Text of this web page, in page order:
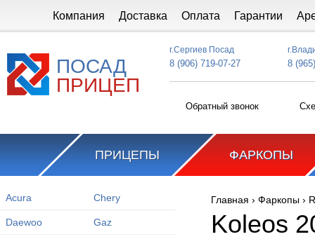
Компания Доставка Оплата Гарантии
ПОСАД
ПРИЦЕП
г.Сергиев Посад
8 (906) 719-07-27 8
Обратный звонок
ПРИЦЕПЫ ФАРКОПЫ
Acura Chery
Daewoo Gaz
Вы здесь
Главная › Фаркопы ›
Koleos